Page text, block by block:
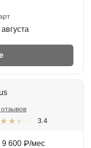
3.4
9 600 ₽/мес